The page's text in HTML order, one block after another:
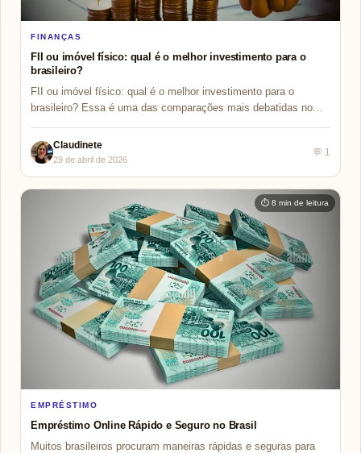
FINANÇAS
FII ou imóvel físico: qual é o melhor investimento para o
brasileiro?
FII ou imóvel físico: qual é o melhor investimento para o
brasileiro? Essa é uma das comparações mais debatidas no…
Claudinete
29 de abril de 2026
💬 1
⏱ 8 min de leitura
EMPRÉSTIMO
Empréstimo Online Rápido e Seguro no Brasil
Muitos brasileiros procuram maneiras rápidas e seguras para